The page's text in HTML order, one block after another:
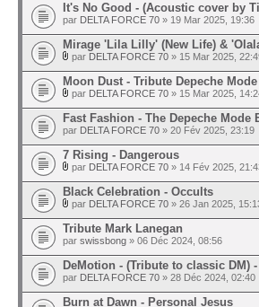
It's No Good - (Acoustic cover by
par DELTA FORCE 70 » 19 Mar 2025, 19:36
Mirage 'Lila Lilly' (New Life) &
par DELTA FORCE 70 » 15 Mar 2025,
Moon Dust - Tribute Depeche Mode
par DELTA FORCE 70 » 15 Mar 2025,
Fast Fashion - The Depeche Mode
par DELTA FORCE 70 » 20 Fév 2025, 23:19
7 Rising - Dangerous
par DELTA FORCE 70 » 14 Fév 2025,
Black Celebration - Occults
par DELTA FORCE 70 » 26 Jan 2025,
Tribute Mark Lanegan
par swissbong » 06 Déc 2024, 08:56
DeMotion - (Tribute to classic DM) -
par DELTA FORCE 70 » 28 Déc 2024, 02:40
Burn at Dawn - Personal Jesus